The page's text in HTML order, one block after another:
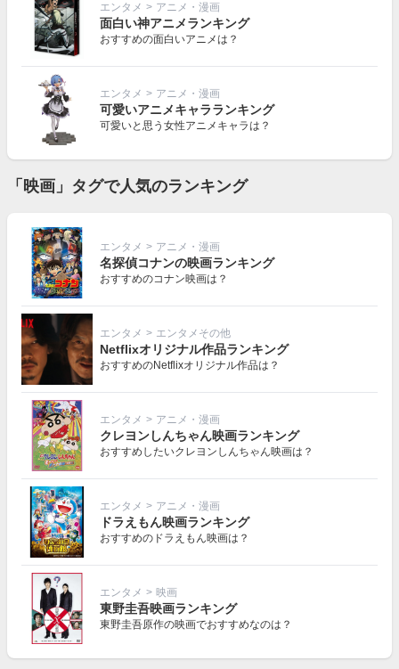
エンタメ > アニメ・漫画
面白い神アニメランキング
おすすめの面白いアニメは？
エンタメ > アニメ・漫画
可愛いアニメキャラランキング
可愛いと思う女性アニメキャラは？
「映画」タグで人気のランキング
エンタメ > アニメ・漫画
名探偵コナンの映画ランキング
おすすめのコナン映画は？
エンタメ > エンタメその他
Netflixオリジナル作品ランキング
おすすめのNetflixオリジナル作品は？
エンタメ > アニメ・漫画
クレヨンしんちゃん映画ランキング
おすすめしたいクレヨンしんちゃん映画は？
エンタメ > アニメ・漫画
ドラえもん映画ランキング
おすすめのドラえもん映画は？
エンタメ > 映画
東野圭吾映画ランキング
東野圭吾原作の映画でおすすめなのは？